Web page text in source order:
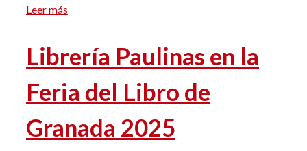
Leer más
Librería Paulinas en la
Feria del Libro de
Granada 2025